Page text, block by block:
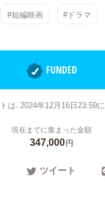
#短編映画 #ドラマ
FUNDED
は、2024年12月16日23:59
現在までに集まった金額
347,000円
ツイート